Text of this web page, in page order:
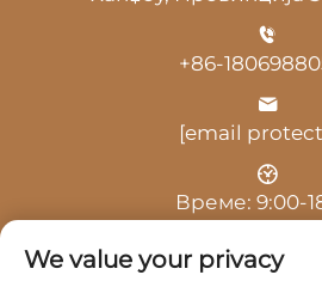
+86-
[email
Време: 9:00-
We value your privacy